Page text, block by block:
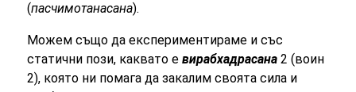
(пасчимотанасана).
Можем също да експериментираме и със
статични пози, каквато евирабхадрасана 2 (воин
2), която ни помага да закалим своята сила и